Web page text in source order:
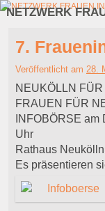
NETZWERK
Zum Inhalt wechseln
Zum sekundären Inhalt
7.
Veröffentlicht am 28.
NEUKÖLLN
FRAUEN FÜR
INFOBÖRSE
Uhr
Rathaus
Es präsentieren